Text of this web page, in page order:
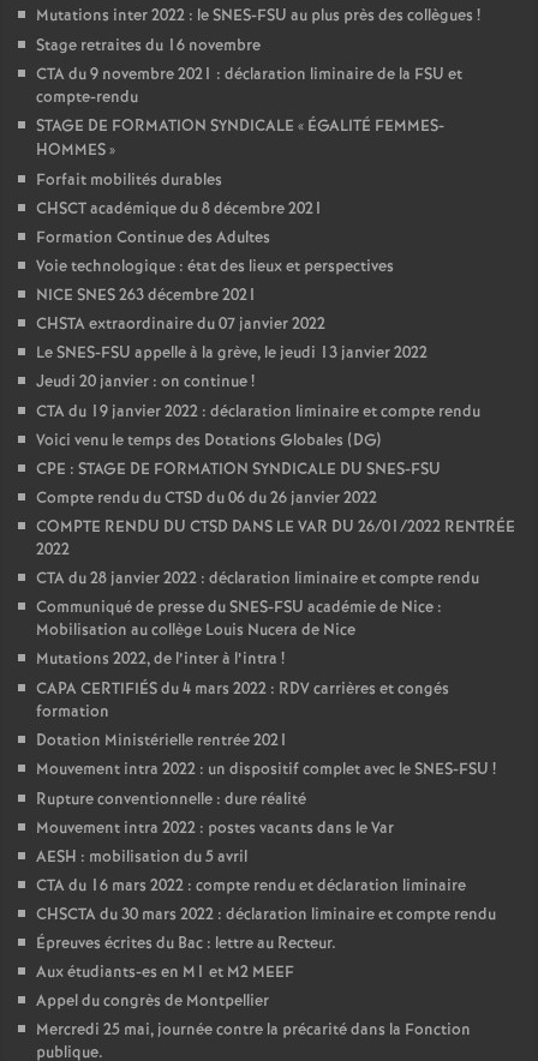
Mutations inter 2022 : le SNES-FSU au plus près des collègues !
Stage retraites du 16 novembre
CTA du 9 novembre 2021 : déclaration liminaire de la FSU et
compte-rendu
STAGE DE FORMATION SYNDICALE « ÉGALITÉ FEMMES-
HOMMES»
Forfait mobilités durables
CHSCT académique du 8 décembre 2021
Formation Continue des Adultes
Voie technologique : état des lieux et perspectives
NICE SNES 263 décembre 2021
CHSTA extraordinaire du 07 janvier 2022
Le SNES-FSU appelle à la grève, le jeudi 13 janvier 2022
Jeudi 20 janvier : on continue!
CTA du 19 janvier 2022 : déclaration liminaire et compte rendu
Voici venu le temps des Dotations Globales (DG)
CPE : STAGE DE FORMATION SYNDICALE DU SNES-FSU
Compte rendu du CTSD du 06 du 26 janvier 2022
COMPTE RENDU DU CTSD DANS LE VAR DU 26/01/2022 RENTRÉE
2022
CTA du 28 janvier 2022 : déclaration liminaire et compte rendu
Communiqué de presse du SNES-FSU académie de Nice :
Mobilisation au collège Louis Nucera de Nice
Mutations 2022, de l’inter à l’intra !
CAPA CERTIFIÉS du 4 mars 2022 : RDV carrières et congés
formation
Dotation Ministérielle rentrée 2021
Mouvement intra 2022 : un dispositif complet avec le SNES-FSU !
Rupture conventionnelle : dure réalité
Mouvement intra 2022 : postes vacants dans le Var
AESH : mobilisation du 5 avril
CTA du 16 mars 2022 : compte rendu et déclaration liminaire
CHSCTA du 30 mars 2022 : déclaration liminaire et compte rendu
Épreuves écrites du Bac : lettre au Recteur.
Aux étudiants-es en M1 et M2 MEEF
Appel du congrès de Montpellier
Mercredi 25 mai, journée contre la précarité dans la Fonction
publique.